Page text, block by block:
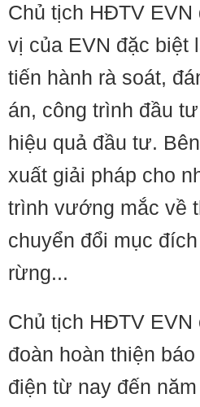
Chủ tịch HĐTV EVN
vị của EVN đặc biệt
tiến hành rà soát,
án, công trình đầu
hiệu quả đầu tư.
xuất giải pháp cho
trình vướng mắc về
chuyển đổi mục
rừng...
Chủ tịch HĐTV EVN
đoàn hoàn thiện
điện từ nay đến